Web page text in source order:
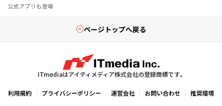
公式アプリも登場
ページトップへ戻る
ITmediaはアイティメディア株式会社の登録商標です。
利用規約 プライバシーポリシー 運営会社 お問い合わせ 推奨環境